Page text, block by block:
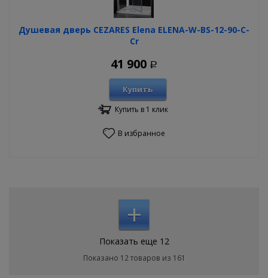
Душевая дверь CEZARES Elena ELENA-W-BS-12-90-C-
Cr
41 900 Р
Купить
Купить в 1 клик
В избранное
+
Показать еще 12
Показано 12 товаров из 161